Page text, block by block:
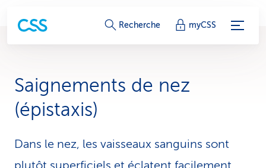
L
d
Recherche myCSS
Saignements de nez
(épistaxis)
Dans le nez, les vaisseaux sanguins sont